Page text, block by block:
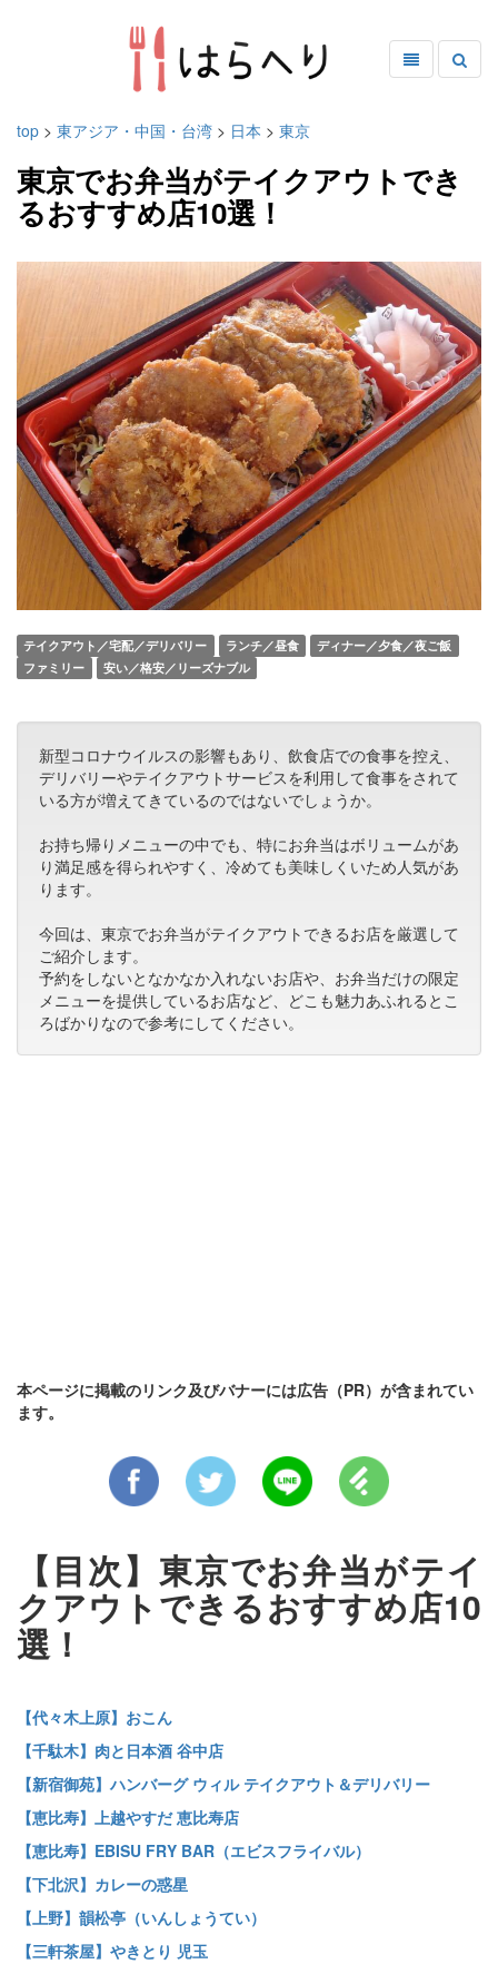
top > 東アジア・中国・台湾 > 日本 > 東京
東京でお弁当がテイクアウトでき
るおすすめ店10選！
テイクアウト／宅配／デリバリー ランチ／昼食
ディナー／夕食／夜ご飯
ファミリー
安い／格安／リーズナブル
新型コロナウイルスの影響もあり、飲食店での食事を控え、
デリバリーやテイクアウトサービスを利用して食事をされて
いる方が増えてきているのではないでしょうか。
お持ち帰りメニューの中でも、特にお弁当はボリュームがあ
り満足感を得られやすく、冷めても美味しくいため人気があ
ります。
今回は、東京でお弁当がテイクアウトできるお店を厳選して
ご紹介します。
予約をしないとなかなか入れないお店や、お弁当だけの限定
メニューを提供しているお店など、どこも魅力あふれるとこ
ろばかりなので参考にしてください。
本ページに掲載のリンク及びバナーには広告（PR）が含まれてい
ます。
【目次】東京でお弁当がテイ
クアウトできるおすすめ店10
選！
【代々木上原】おこん
【千駄木】肉と日本酒 谷中店
【新宿御苑】ハンバーグ ウィル テイクアウト＆デリバリー
【恵比寿】上越やすだ 恵比寿店
【恵比寿】EBISU FRY BAR（エビスフライバル）
【下北沢】カレーの惑星
【上野】韻松亭（いんしょうてい）
【三軒茶屋】やきとり 児玉